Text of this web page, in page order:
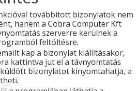
továbbított bizonylatok nem
hanem a Cobra Computer Kft
szerverre kerülnek a
feltöltésre.
kap a bizonylat kiállításakor,
kattintva jut el a távnyomtatás
bizonylatot kinyomtahatja, a